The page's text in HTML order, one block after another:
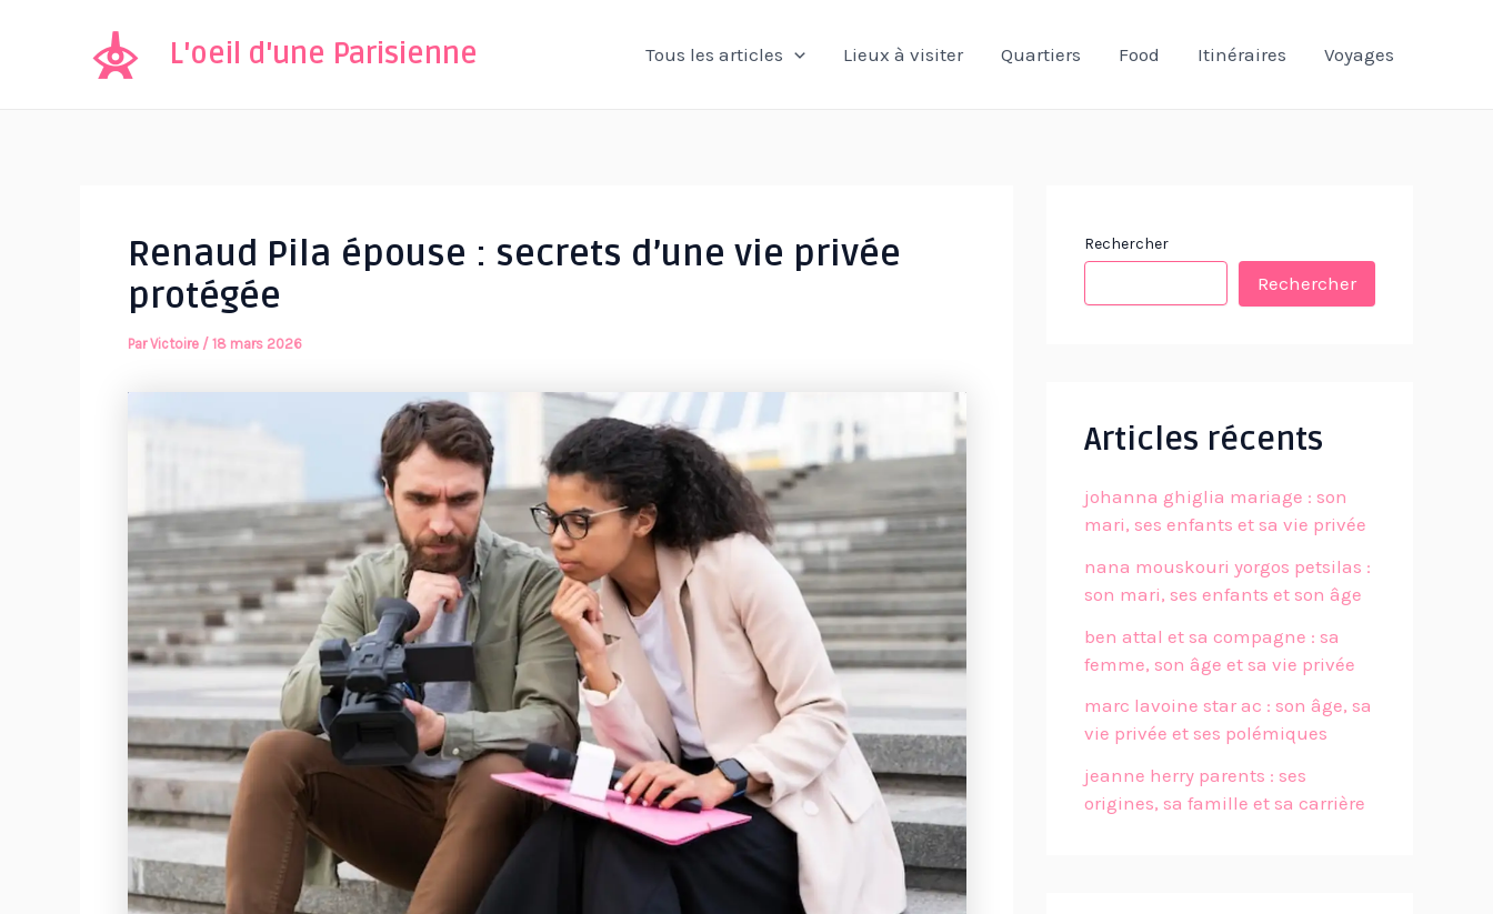
L'oeil d'une Parisienne Tous les articles Lieux à visiter Quartiers Food Itinéraires Voyages
Renaud Pila épouse : secrets d’une vie privée
protégée
ParVictoire / 18 mars 2026
Rechercher
Rechercher
Articles récents
johanna ghiglia mariage : son
mari, ses enfants et sa vie privée
nana mouskouri yorgos petsilas :
son mari, ses enfants et son âge
ben attal et sa compagne : sa
femme, son âge et sa vie privée
marc lavoine star ac : son âge, sa
vie privée et ses polémiques
jeanne herry parents : ses
origines, sa famille et sa carrière